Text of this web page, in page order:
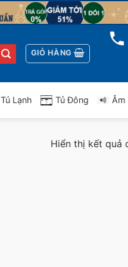
GIỎ HÀNG
Tủ Lạnh Tủ Đông Âm
Hiển thị kết quả